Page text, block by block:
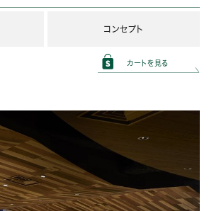
コンセプト
カートを見る